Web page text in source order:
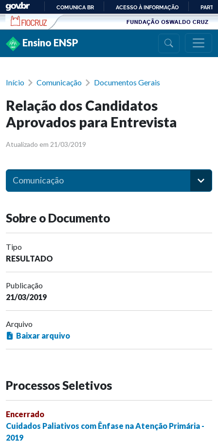
Ir para conteúdo
PARA
COMUNICA BR ACESSO À INFORMAÇÃO
Ensino ENSP
Início Comunicação Documentos Gerais
Relação dos Candidatos
Aprovados para Entrevista
Atualizado em 21/03/2019
Comunicação
Sobre o Documento
Tipo
RESULTADO
Publicação
21/03/2019
Arquivo
Baixar arquivo
Processos Seletivos
Encerrado
Cuidados Paliativos com Ênfase na Atenção Primária -
2019